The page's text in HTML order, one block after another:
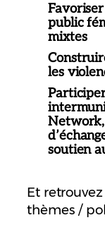
public
mixtes
les
soutien
Et
thèmes /